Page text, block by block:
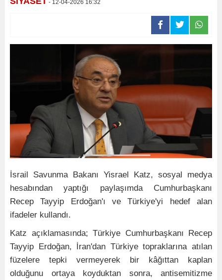
- 12-04-2026 16:32
İsrail Savunma Bakanı Yisrael Katz, sosyal medya
hesabından yaptığı paylaşımda Cumhurbaşkanı
Recep Tayyip Erdoğan'ı ve Türkiye'yi hedef alan
ifadeler kullandı.
Katz açıklamasında; Türkiye Cumhurbaşkanı Recep
Tayyip Erdoğan, İran'dan Türkiye topraklarına atılan
füzelere tepki vermeyerek bir kâğıttan kaplan
olduğunu ortaya koyduktan sonra, antisemitizme